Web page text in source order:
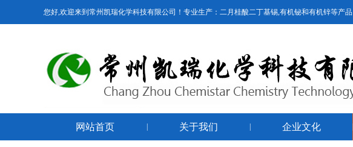
您好,欢迎来到常州凯瑞化学科技有限公司！专业生产：二月桂酸二丁基锡,有机铋和有机锌等产品
网站首页 关于我们 企业文化